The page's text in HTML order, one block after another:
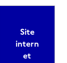
Site
intern
et